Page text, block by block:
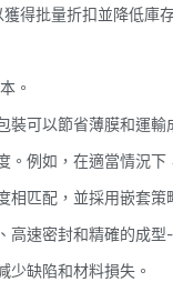
得批量折扣並降低庫
。
可以節省薄膜和運輸
例如，在適當情況
匹配，並採用嵌套策
速密封和精確的成
少缺陷和材料損失。